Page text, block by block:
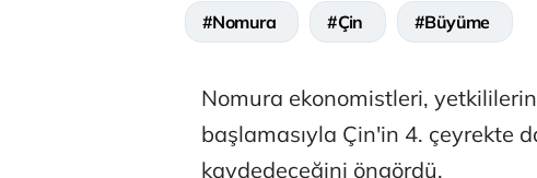
#Nomura #Çin #Büyüme
Nomura ekonomistleri,
başlamasıyla Çin'in 4. çeyrekte
kaydedeceğini öngördü.